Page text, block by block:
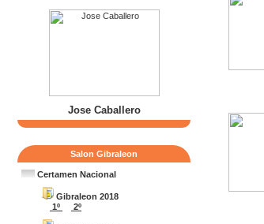
Jose Caballero
Salon Gibraleon
Certamen Nacional
Gibraleon 2018
1º
2º